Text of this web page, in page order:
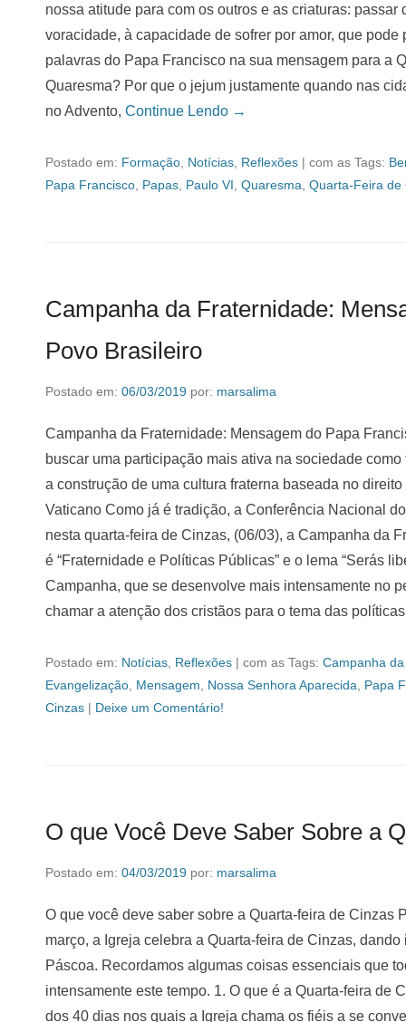
nossa atitude para com os outros e as criaturas: passar
voracidade, à capacidade de sofrer por amor, que
palavras do Papa Francisco na sua mensagem para a
Quaresma? Por que o jejum justamente quando nas
no Advento, Continue Lendo →
Postado em: Formação Notícias Reflexões | com as Tags:
Papa Francisco Papas Paulo VI Quaresma Quarta-Feira de
Campanha da Fraternidade:
Povo Brasileiro
Postado em: 06/03/2019 por: marsalima
Campanha da Fraternidade: Mensagem do Papa
buscar uma participação mais ativa na sociedade
a construção de uma cultura fraterna baseada no
Vaticano Como já é tradição, a Conferência Nacional
nesta quarta-feira de Cinzas, (06/03), a Campanha da
é “Fraternidade e Políticas Públicas” e o lema “Serás
Campanha, que se desenvolve mais intensamente no
chamar a atenção dos cristãos para o tema das
Postado em: Notícias Reflexões | com as Tags: Campanha
Evangelização Mensagem Nossa Senhora Aparecida
Papa
Cinzas | Deixe um Comentário!
O que Você Deve Saber Sobre a
Postado em: 04/03/2019 por: marsalima
O que você deve saber sobre a Quarta-feira de Cinzas
março, a Igreja celebra a Quarta-feira de Cinzas,
Páscoa. Recordamos algumas coisas essenciais que
intensamente este tempo. 1. O que é a Quarta-feira de
dos 40 dias nos quais a Igreja chama os fiéis a se